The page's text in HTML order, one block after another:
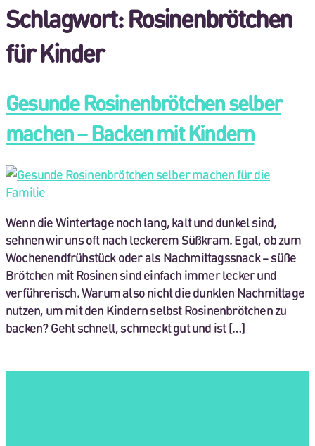
Schlagwort:Rosinenbrötchen
für Kinder
Gesunde Rosinenbrötchen selber
machen – Backen mit Kindern
Wenn die Wintertage noch lang, kalt und dunkel sind,
sehnen wir uns oft nach leckerem Süßkram. Egal, ob zum
Wochenendfrühstück oder als Nachmittagssnack – süße
Brötchen mit Rosinen sind einfach immer lecker und
verführerisch. Warum also nicht die dunklen Nachmittage
nutzen, um mit den Kindern selbst Rosinenbrötchen zu
backen? Geht schnell, schmeckt gut und ist […]